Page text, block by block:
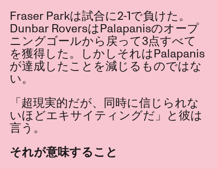
Fraser Parkは試合に2-1で負けた。
Dunbar RoversはPalapanisのオープ
ニングゴールから戻って3点すべて
を獲得した。しかしそれはPalapanis
が達成したことを減じるものではな
い。
「超現実的だが、同時に信じられな
いほどエキサイティングだ」と彼は
言う。
それが意味すること